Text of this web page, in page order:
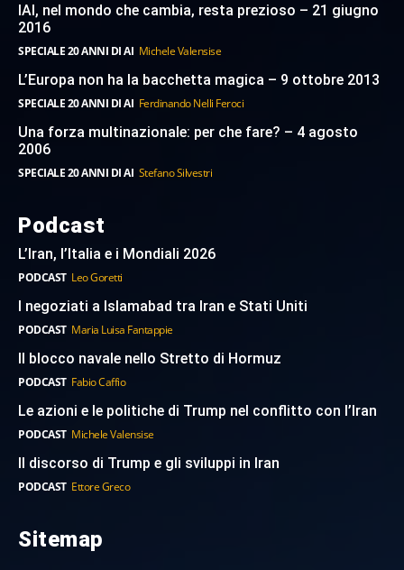
IAI, nel mondo che cambia, resta prezioso – 21 giugno
2016
SPECIALE 20 ANNI DI AI Michele Valensise
L’Europa non ha la bacchetta magica – 9 ottobre 2013
SPECIALE 20 ANNI DI AI Ferdinando Nelli Feroci
Una forza multinazionale: per che fare? – 4 agosto
2006
SPECIALE 20 ANNI DI AI Stefano Silvestri
Podcast
L’Iran, l’Italia e i Mondiali 2026
PODCAST Leo Goretti
I negoziati a Islamabad tra Iran e Stati Uniti
PODCAST Maria Luisa Fantappie
Il blocco navale nello Stretto di Hormuz
PODCAST Fabio Caffio
Le azioni e le politiche di Trump nel conflitto con l’Iran
PODCAST Michele Valensise
Il discorso di Trump e gli sviluppi in Iran
PODCAST Ettore Greco
Sitemap